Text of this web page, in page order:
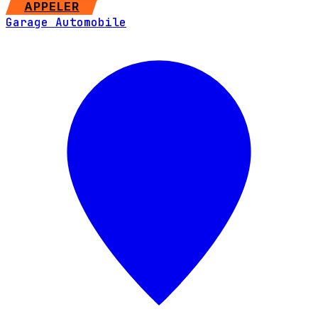
APPELER
Garage Automobile